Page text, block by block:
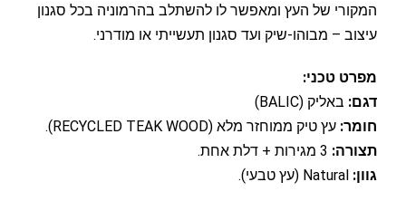
המקורי של העץ ומאפשר לו להשתלב בהרמוניה בכל סגנון
עיצוב – מבוהו-שיק ועד סגנון תעשייתי או מודרני.
מפרט טכני:
דגם: באליק (BALIC)
חומר: עץ טיק ממוחזר מלא (RECYCLED TEAK WOOD).
תצורה:
גוון: